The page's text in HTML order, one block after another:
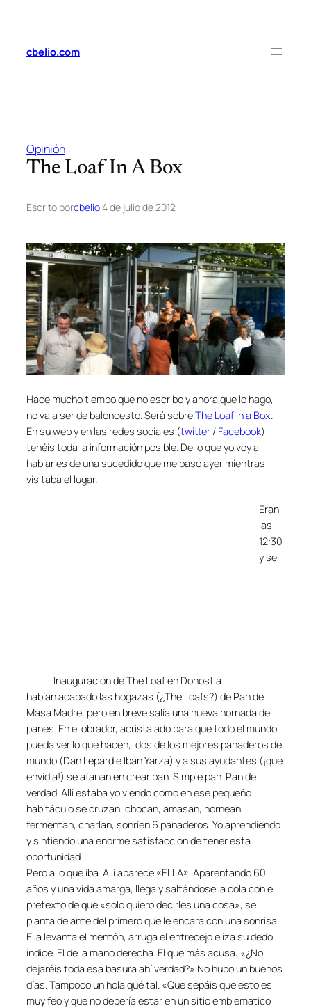
contenido
cbelio.com
Opinión
The Loaf In A Box
Escrito porcbelio·4 de julio de 2012
Hace mucho tiempo que no escribo y ahora que lo hago,
no va a ser de baloncesto. Será sobreThe Loaf In a Box.
En su web y en las redes sociales (twitter / Facebook)
tenéis toda la información posible. De lo que yo voy a
hablar es de una sucedido que me pasó ayer mientras
visitaba el lugar.
Inauguración de The Loaf en Donostia
Eran
las
12:30
y se
habían acabado las hogazas (¿The Loafs?) de Pan de
Masa Madre, pero en breve salía una nueva hornada de
panes. En el obrador, acristalado para que todo el mundo
pueda ver lo que hacen, dos de los mejores panaderos del
mundo (Dan Lepard e Iban Yarza) y a sus ayudantes (¡qué
envidia!) se afanan en crear pan. Simple pan. Pan de
verdad. Allí estaba yo viendo como en ese pequeño
habitáculo se cruzan, chocan, amasan, hornean,
fermentan, charlan, sonríen 6 panaderos. Yo aprendiendo
y sintiendo una enorme satisfacción de tener esta
oportunidad.
Pero a lo que iba. Allí aparece «ELLA». Aparentando 60
años y una vida amarga, llega y saltándose la cola con el
pretexto de que «solo quiero decirles una cosa», se
planta delante del primero que le encara con una sonrisa.
Ella levanta el mentón, arruga el entrecejo e iza su dedo
índice. El de la mano derecha. El que más acusa: «¿No
dejaréis toda esa basura ahí verdad?» No hubo un buenos
días. Tampoco un hola qué tal. «Que sepáis que esto es
muy feo y que no debería estar en un sitio emblemático